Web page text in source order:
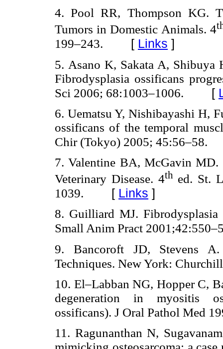
4. Pool RR, Thompson KG.
Tumors in Domestic Animals. 4
199–243. [ Links ]
5. Asano K, Sakata A,
Fibrodysplasia ossificans
Sci 2006; 68:1003–1006. [
6. Uematsu Y, Nishibayashi H,
ossificans of the temporal
Chir (Tokyo) 2005; 45:56–58.
7. Valentine BA, McGavin MD.
Veterinary Disease. 4thed. St.
1039. [ Links ]
8. Guilliard MJ. Fibrodysplasia
Small Anim Pract
9. Bancoroft JD, Stevens
Techniques. New York:
10. El–Labban NG, Hopper C,
degeneration in myositis
ossificans). J Oral Pathol Med
11. Ragunanthan N,